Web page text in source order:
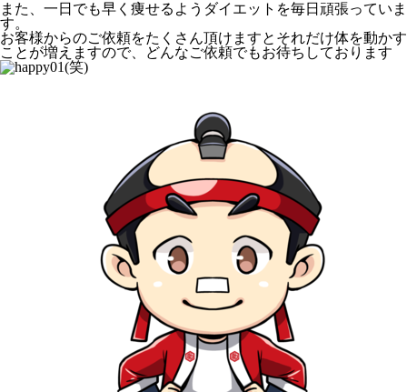
また、一日でも早く痩せるようダイエットを毎日頑張っていま
す。
お客様からのご依頼をたくさん頂けますとそれだけ体を動かす
ことが増えますので、どんなご依頼でもお待ちしております
(笑)